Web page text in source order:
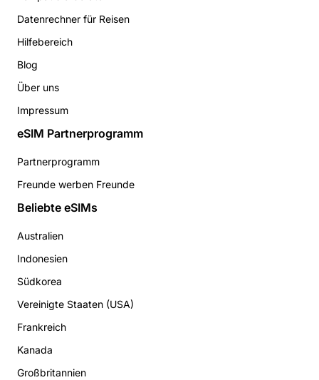
Datenrechner für Reisen
Hilfebereich
Blog
Über uns
Impressum
eSIM Partnerprogramm
Partnerprogramm
Freunde werben Freunde
Beliebte eSIMs
Australien
Indonesien
Südkorea
Vereinigte Staaten (USA)
Frankreich
Kanada
Großbritannien